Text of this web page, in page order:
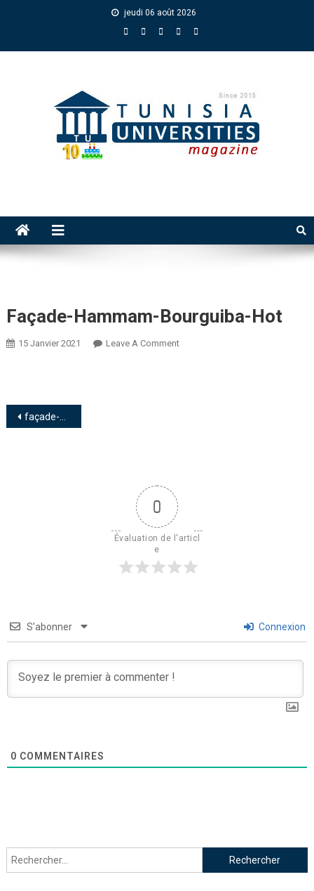
jeudi 06 août 2026
Façade-Hammam-Bourguiba-Hot
15 Janvier 2021 Leave A Comment
façade-Hammam-Bourguiba-Hot
0
Évaluation de l'articl
e
S’abonner Connexion
0 COMMENTAIRES